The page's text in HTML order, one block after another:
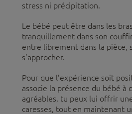
stress ni précipitation.
Le bébé peut être dans les
tranquillement dans son
entre librement dans la pièce,
s’approcher.
Pour que l’expérience soit
associe la présence du bébé à
agréables, tu peux lui offrir
caresses, tout en maintenant